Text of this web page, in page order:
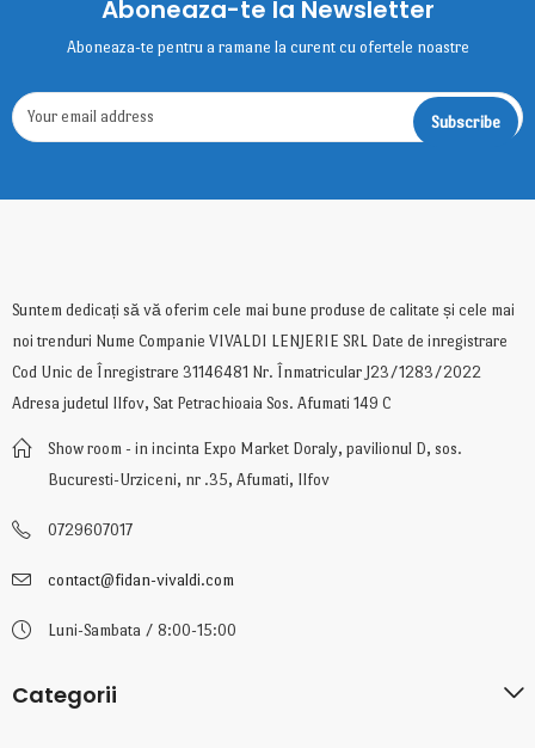
Aboneaza-te la Newsletter
Aboneaza-te pentru a ramane la curent cu ofertele noastre
Suntem dedicați să vă oferim cele mai bune produse de calitate și cele mai
noi trenduri Nume Companie VIVALDI LENJERIE SRL Date de inregistrare
Cod Unic de Înregistrare 31146481 Nr. Înmatricular J23/1283/2022
Adresa judetul Ilfov, Sat Petrachioaia Sos. Afumati 149 C
Show room - in incinta Expo Market Doraly, pavilionul D, sos.
Bucuresti-Urziceni, nr .35, Afumati, Ilfov
0729607017
contact@fidan-vivaldi.com
Luni-Sambata / 8:00-15:00
Categorii